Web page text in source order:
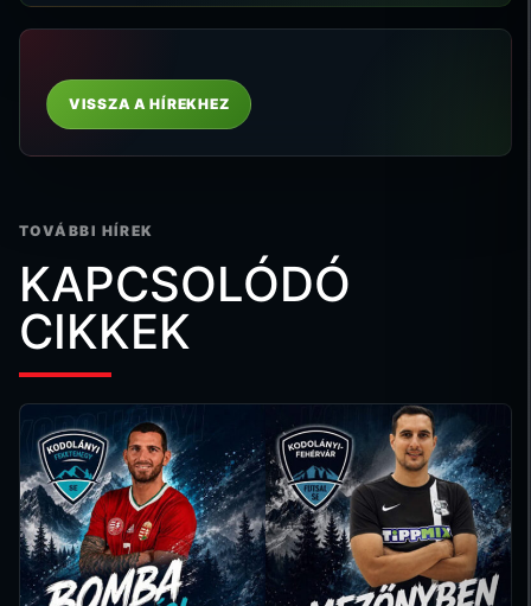
VISSZA A HÍREKHEZ
TOVÁBBI HÍREK
KAPCSOLÓDÓ
CIKKEK